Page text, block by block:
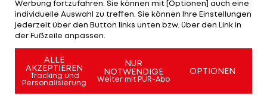
routinierten Rene Gartler tatsächlich noch zum
Ausgleich.
Juniors stehen punktegleich unmittelbar dahinter.
Spielplan und Ergebnisse >>>
Werbung fortzufahren. Sie können mit [Optionen] auch eine
individuelle Auswahl zu treffen. Sie können Ihre Einstellungen
jederzeit über den Button links unten bzw. über den Link in
der Fußzeile anpassen.
ALLE
AKZEPTIEREN
Tracking und
Personalisierung
NUR
NOTWENDIGE
Weiter mit PUR-Abo
OPTIONEN